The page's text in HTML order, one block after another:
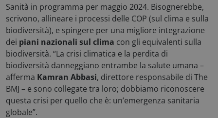
Sanità in programma per maggio 2024. Bisognerebbe,
scrivono, allineare i processi delle COP (sul clima e sulla
biodiversità), e spingere per una migliore integrazione
dei piani nazionali sul clima con gli equivalenti sulla
biodiversità. “La crisi climatica e la perdita di
biodiversità danneggiano entrambe la salute umana –
afferma Kamran Abbasi, direttore responsabile di The
BMJ – e sono collegate tra loro; dobbiamo riconoscere
questa crisi per quello che è: un’emergenza sanitaria
globale”.